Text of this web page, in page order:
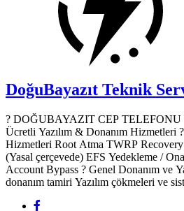
DoğuBayazıt Teknik
? DOĞUBAYAZIT CEP TELEFONU
Ücretli Yazılım & Donanım Hizmetleri ? Mobil Cihaz Yazılım
Hizmetleri Root Atma TWRP Recovery Yükleme IMEI Onarımı
(Yasal çerçevede) EFS Yedekleme / Onarma FRP Kaldırma Mi
Account Bypass ? Genel Donanım ve Yazılım Sorunları Anakart ve